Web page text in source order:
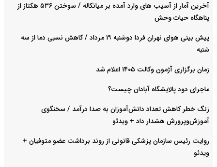
آخرین آمار از آسیب های وارد آمده بر میانکاله / سوختن ۵۳۶ هکتاز از
پناهگاه حیات وحش
پیش بینی هوای نهران فردا دوشنبه ۱۹ مرداد / کاهش نسبی دما از سه
شنبه
زمان برگزاری آژمون وکالت ۱۴۰۵ اعلام شد
ماجرای دود پالایشگاه آبادان چیست؟
زنگ خطر کاهش تعداد دانش‌آموزان به صدا درآمد / سخنگوی
آموزش‌وپرورش هشدار داد +‌ ویدئو
روایت رئیس سازمان پزشکی قانونی از روند برداشت عضو متوفیان +
ویدئو